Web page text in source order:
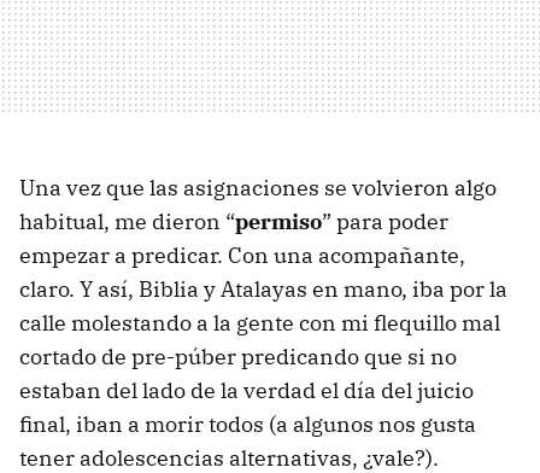
Una vez que las asignaciones se volvieron algo
habitual, me dieron “permiso” para poder
empezar a predicar. Con una acompañante,
claro. Y así, Biblia y Atalayas en mano, iba por la
calle molestando a la gente con mi flequillo mal
cortado de pre-púber predicando que si no
estaban del lado de la verdad el día del juicio
final, iban a morir todos (a algunos nos gusta
tener adolescencias alternativas, ¿vale?).